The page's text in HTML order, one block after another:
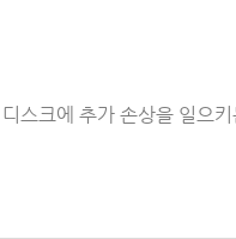
스크에 추가 손상을 일으